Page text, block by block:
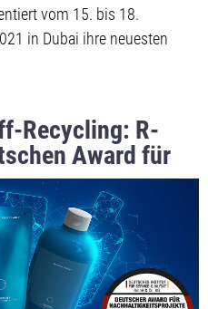
vom 15. bis 18.
in Dubai ihre neuesten
Recycling: R-
Award für
2021